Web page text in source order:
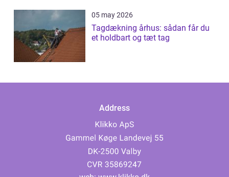
05 may 2026
Tagdækning århus: sådan får du
et holdbart og tæt tag
Address